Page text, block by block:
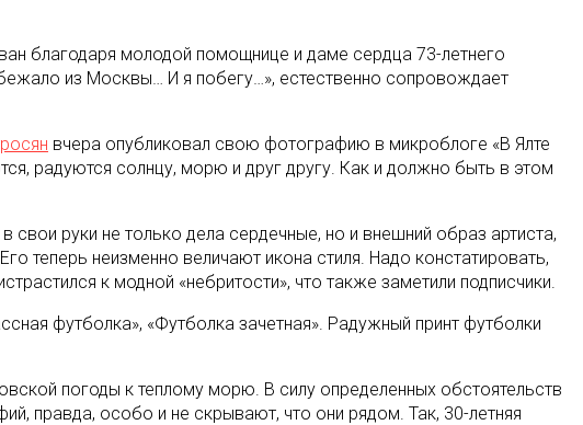
благодаря молодой помощнице и даме сердца 73-летнего
из Москвы… И я побегу…», естественно сопровождает
вчера опубликовал свою фотографию в микроблоге «В Ялте
радуются солнцу, морю и друг другу. Как и должно быть в этом
руки не только дела сердечные, но и внешний образ артиста,
теперь неизменно величают икона стиля. Надо констатировать,
к модной «небритости», что также заметили подписчики.
футболка», «Футболка зачетная». Радужный принт футболки
погоды к теплому морю. В силу определенных обстоятельств
правда, особо и не скрывают, что они рядом. Так, 30-летняя